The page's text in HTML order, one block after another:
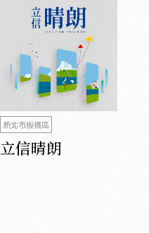
新北市板橋區
立信晴朗